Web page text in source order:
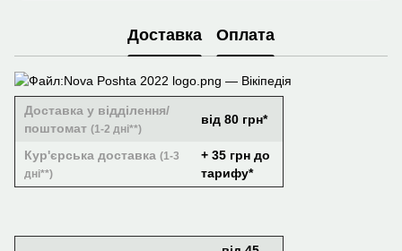
Доставка Оплата
Доставка у відділення/
поштомат (1-2 дні**)
від 80 грн*
Кур'єрська доставка (1-3
дні**)
+ 35 грн до
тарифу*